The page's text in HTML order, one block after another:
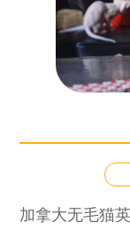
加拿大无毛猫